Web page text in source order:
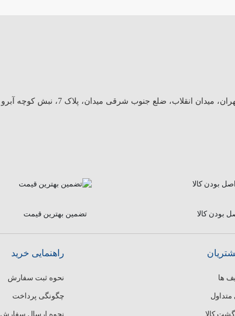
میدان انقلاب، ضلع جنوب شرقی میدان، پلاک 7، نبش کوچه آبرو
بودن کالا تضمین بهترین قیمت
ها
کالا
راهنمایی خرید
نحوه ثبت سفارش
چگونگی پرداخت
نحوه ارسال سفارش